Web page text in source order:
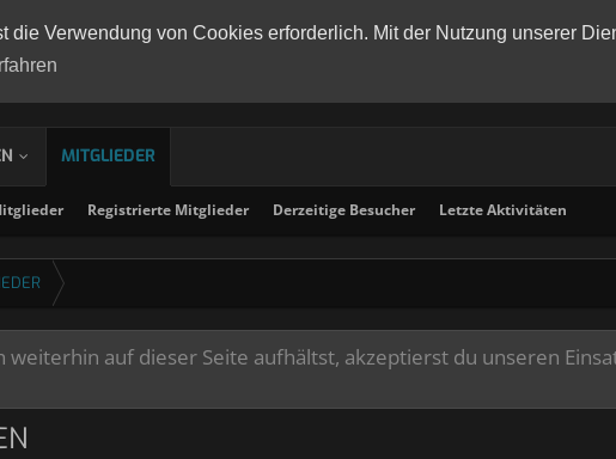
Verwendung von Cookies erforderlich. Mit der Nutzung unserer
MITGLIEDER
Registrierte Mitglieder Derzeitige Besucher Letzte Aktivitäten
auf dieser Seite aufhältst, akzeptierst du unseren